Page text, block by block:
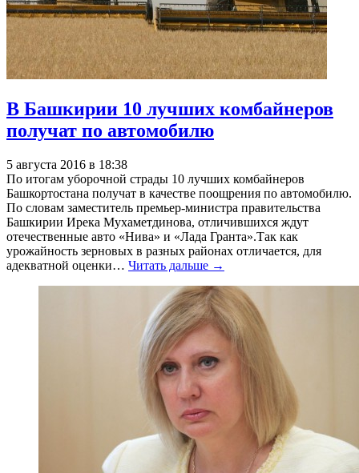
В Башкирии 10 лучших комбайнеров
получат по автомобилю
5 августа 2016 в 18:38
По итогам уборочной страды 10 лучших комбайнеров
Башкортостана получат в качестве поощрения по автомобилю.
По словам заместитель премьер-министра правительства
Башкирии Ирека Мухаметдинова, отличившихся ждут
отечественные авто «Нива» и «Лада Гранта».Так как
урожайность зерновых в разных районах отличается, для
адекватной оценки… Читать дальше →